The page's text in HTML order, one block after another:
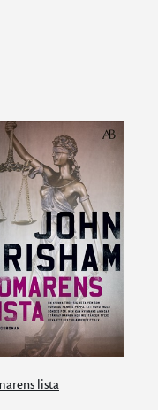
lista